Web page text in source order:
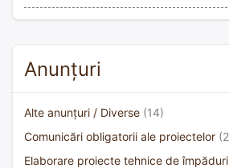
Anunțuri
Alte anunțuri / Diverse (14)
Comunicări obligatorii ale proiectelor
Elaborare proiecte tehnice de